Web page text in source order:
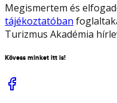
Megismertem és
tájékoztatóban
Turizmus Akadémia
Kövess minket itt is!